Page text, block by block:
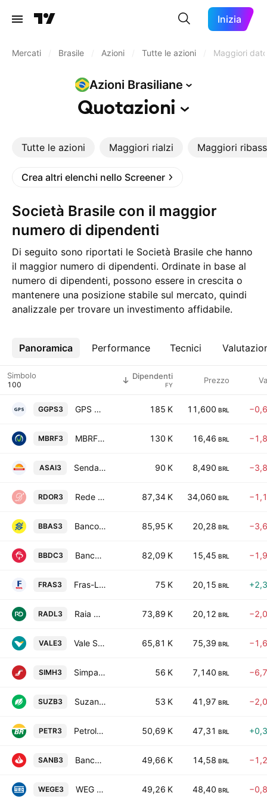
Inizia
Mercati Brasile Azioni Tutte le azioni Maggiori
Azioni Brasiliane
Quotazioni
Tutte le azioni Maggiori rialzi Maggiori
Crea altri elenchi nello Screener
Società Brasile con il maggior
numero di dipendenti
Di seguito sono riportati le Società Brasile che hanno
il maggior numero di dipendenti. Ordinate in base al
numero di dipendenti, possono essere in crescita o
mantenere una posizione stabile sul mercato, quindi
analizzale per trovare un investimento affidabile.
Panoramica Performance Tecnici
Altro
Simbolo Dipendenti
FY Prezzo
GGPS3 GPS Participacoes e Empreendimentos SA 185 K 11,600 BRL
MBRF3 MBRF Global Foods Company S.A. 130 K 16,46 BRL
ASAI3 Sendas Distribuidora SA 90 K 8,490 BRL
RDOR3 Rede D'Or Sao Luiz SA 87,34 K 34,060 BRL
BBAS3 Banco do Brasil S.A. 85,95 K 20,28 BRL
BBDC3 Banco Bradesco SA 82,09 K 15,45 BRL
FRAS3 Fras-Le S.A. 75 K 20,15 BRL
RADL3 Raia Drogasil S.A. 73,89 K 20,12 BRL
VALE3 Vale S.A. 65,81 K 75,39 BRL
SIMH3 Simpar SA 56 K 7,140 BRL
SUZB3 Suzano S.A. 53 K 41,97 BRL
PETR3 Petroleo Brasileiro SA 50,69 K 47,31 BRL
SANB3 Banco Santander (Brasil) S.A. 49,66 K 14,58 BRL
WEGE3 WEG SA 49,26 K 48,40 BRL